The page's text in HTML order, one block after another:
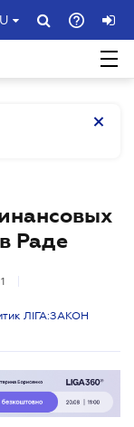
Раде
1
ЛІГА:ЗАКОН